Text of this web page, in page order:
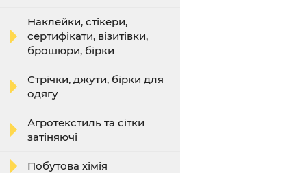
Наклейки, стікери,
сертифікати, візитівки,
брошюри, бірки
Стрічки, джути, бірки для
одягу
Агротекстиль та сітки
затіняючі
Побутова хімія